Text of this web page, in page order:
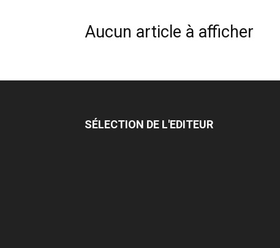
Aucun article à afficher
SÉLECTION DE L'EDITEUR